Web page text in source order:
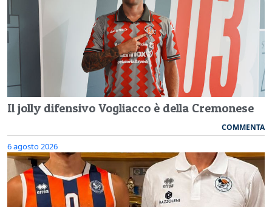
Il jolly difensivo Vogliacco è della Cremonese
COMMENTA
6 agosto 2026